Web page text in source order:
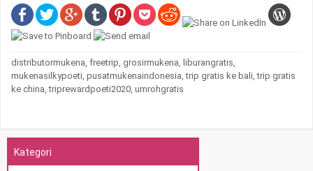
distributormukena, freetrip, grosirmukena, liburangratis,
mukenasilkypoeti, pusatmukenaindonesia,trip gratis ke bali,trip gratis
ke china,triprewardpoeti2020, umrohgratis
Kategori